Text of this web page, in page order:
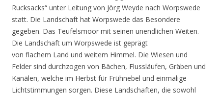
Rucksacks“ unter Leitung von Jörg Weyde nach Worpswede
statt. Die Landschaft hat Worpswede das Besondere
gegeben. Das Teufelsmoor mit seinen unendlichen Weiten.
Die Landschaft um Worpswede ist geprägt
von flachem Land und weitem Himmel. Die Wiesen und
Felder sind durchzogen von Bächen, Flussläufen, Gräben und
Kanälen, welche im Herbst für Frühnebel und einmalige
Lichtstimmungen sorgen. Diese Landschaften, die sowohl